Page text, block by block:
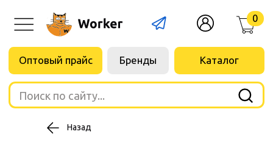
Поиск по сайту...
Назад